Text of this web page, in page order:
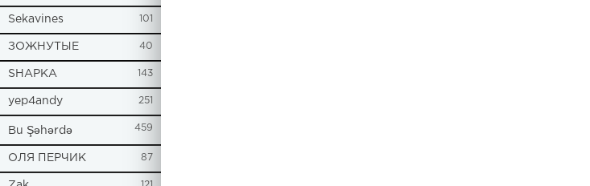
Sekavines 101
ЗОЖНУТЫЕ 40
SHAPKA 143
yep4andy 251
Bu Şəhərdə 459
ОЛЯ ПЕРЧИК 87